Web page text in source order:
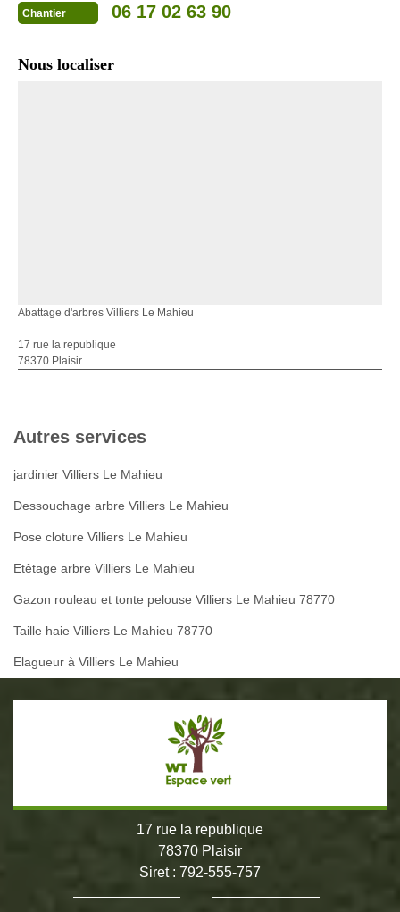
Chantier 06 17 02 63 90
Nous localiser
Abattage d'arbres Villiers Le Mahieu
17 rue la republique
78370 Plaisir
Autres services
jardinier Villiers Le Mahieu
Dessouchage arbre Villiers Le Mahieu
Pose cloture Villiers Le Mahieu
Etêtage arbre Villiers Le Mahieu
Gazon rouleau et tonte pelouse Villiers Le Mahieu 78770
Taille haie Villiers Le Mahieu 78770
Elagueur à Villiers Le Mahieu
17 rue la republique
78370 Plaisir
Siret : 792-555-757